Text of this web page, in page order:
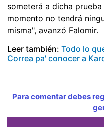
someterá a dicha prueba
momento no tendrá
misma", avanzó Falomir.
Leer también: Todo lo
Correa pa' conocer a
Para comentar debes